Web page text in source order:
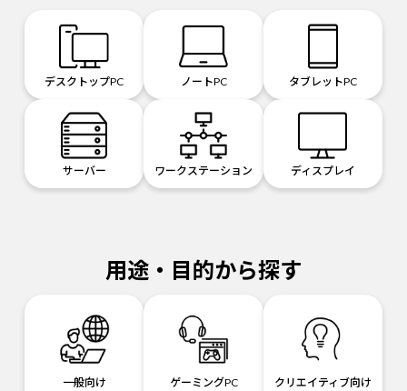
デスクトップPC ノートPC タブレットPC
サーバー ワークステーション ディスプレイ
用途・目的から探す
一般向け
ゲーミングPC
クリエイティブ向け